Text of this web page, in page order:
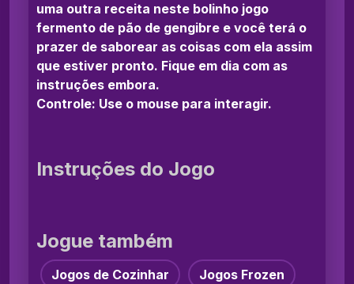
uma outra receita neste bolinho jogo
fermento de pão de gengibre e você terá o
prazer de saborear as coisas com ela assim
que estiver pronto. Fique em dia com as
instruções embora.
Controle: Use o mouse para interagir.
Instruções do Jogo
Jogue também
Jogos de Cozinhar Jogos Frozen